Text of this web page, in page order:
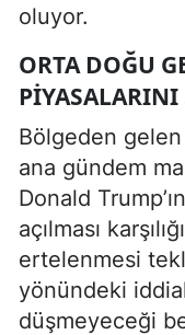
oluyor.
ORTA DOĞU
PIYASALARINI
Bölgeden gelen
ana gündem
Donald
açılması
ertelenmesi
yönündeki
düşmeyeceği